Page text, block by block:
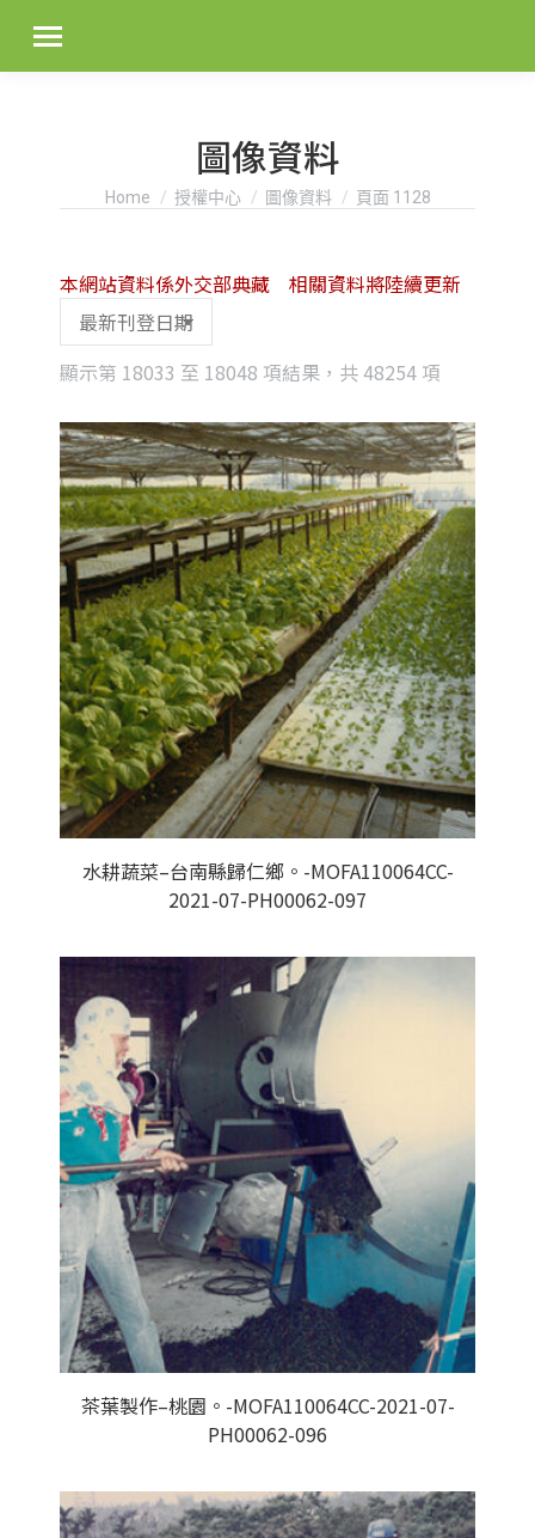
圖像資料
You are here:
Home 授權中心 圖像資料 頁面 1128
顯示第 18033 至 18048 項結果，共 48254 項
latest
本網站資料係外交部典藏 相關資料將陸續更新
水耕蔬菜–台南縣歸仁鄉。-MOFA110064CC-
2021-07-PH00062-097
茶葉製作–桃園。-MOFA110064CC-2021-07-
PH00062-096